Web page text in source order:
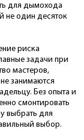
для дымохода
не один десяток
риска
задачи при
мастеров,
занимаются
Без опыта и
смонтировать
выбрать для
выбор.